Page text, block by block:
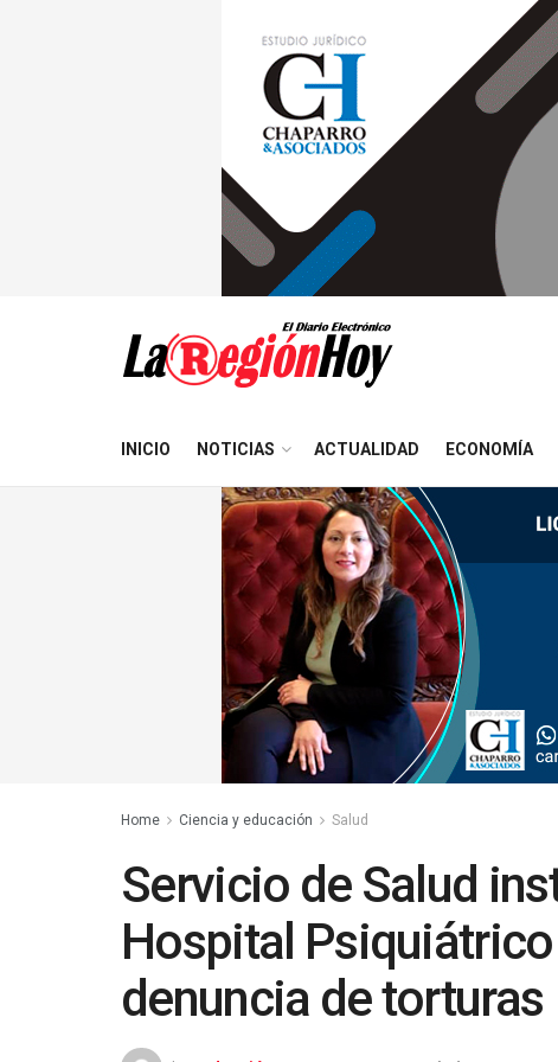
INICIO NOTICIAS ACTUALIDAD ECONOMÍA
Home Ciencia y educación Salud
Servicio de Salud
Hospital
denuncia de torturas